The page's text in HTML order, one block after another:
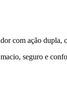
com ação dupla,
seguro e